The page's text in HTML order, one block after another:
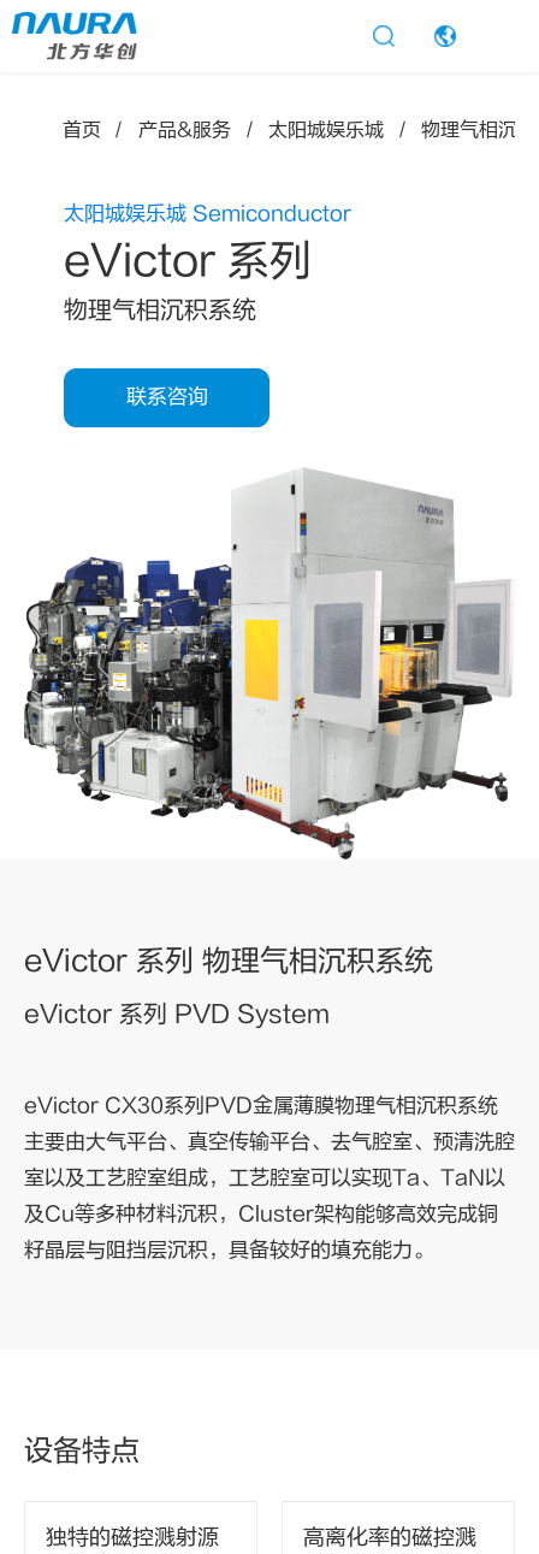
太阳城娱乐
首页 产品&服务 太阳城娱乐城 物理气相沉
太阳城娱乐城 Semiconductor
eVictor 系列
物理气相沉积系统
联系咨询
eVictor 系列 物理气相沉积系统
eVictor 系列 PVD System
eVictor CX30系列PVD金属薄膜物理气相沉积系统
主要由大气平台、真空传输平台、去气腔室、预清洗腔
室以及工艺腔室组成，工艺腔室可以实现Ta、TaN以
及Cu等多种材料沉积，Cluster架构能够高效完成铜
籽晶层与阻挡层沉积，具备较好的填充能力。
设备特点
独特的磁控溅射源
高离化率的磁控溅